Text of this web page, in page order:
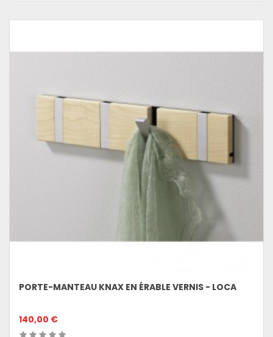
PORTE-MANTEAU KNAX EN ÉRABLE VERNIS - LOCA
140,00 €